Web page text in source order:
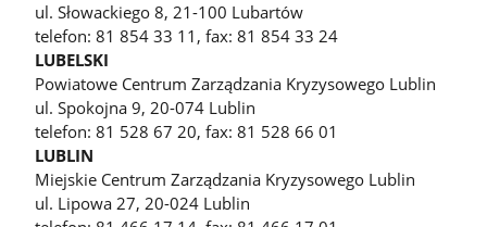
ul. Słowackiego 8, 21-100 Lubartów
telefon: 81 854 33 11, fax: 81 854 33 24
LUBELSKI
Powiatowe Centrum Zarządzania Kryzysowego Lublin
ul. Spokojna 9, 20-074 Lublin
telefon: 81 528 67 20, fax: 81 528 66 01
LUBLIN
Miejskie Centrum Zarządzania Kryzysowego Lublin
ul. Lipowa 27, 20-024 Lublin